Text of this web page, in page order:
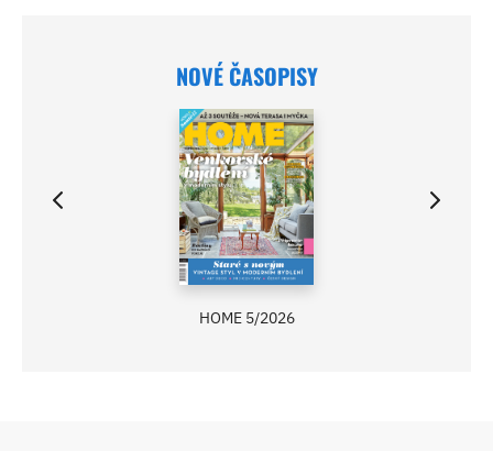
NOVÉ ČASOPISY
HOME 5/2026